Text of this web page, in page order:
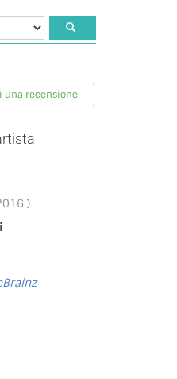
una recensione
)